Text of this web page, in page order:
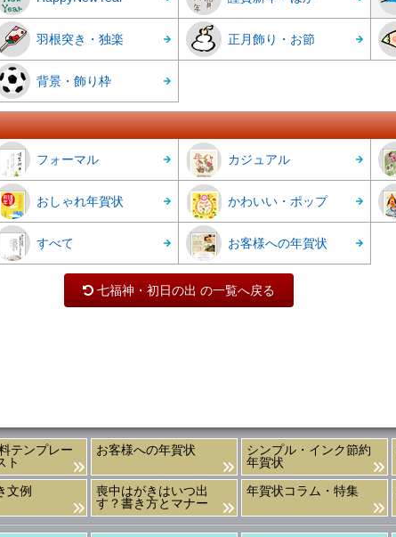
羽根突き・独楽 正月飾り・お節
背景・飾り枠
フォーマル カジュアル
おしゃれ年賀状 かわいい・ポップ
すべて お客様への年賀状
七福神・初日の出 の一覧へ戻る
テンプレー
ト
お客様への年賀状
シンプル・インク節約
年賀状
文例
喪中はがきはいつ出
す？書き方とマナー
年賀状コラム・特集